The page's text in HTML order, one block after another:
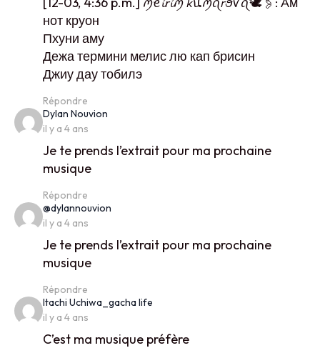
нот круон
Пхуни аму
Дежа термини мелис лю кап брисин
Джиу дау тобилэ
Répondre
Dylan Nouvion
il y a 4 ans
Je te prends l’extrait pour ma prochaine
musique
Répondre
@dylannouvion
il y a 4 ans
Je te prends l’extrait pour ma prochaine
musique
Répondre
Itachi Uchiwa_gacha life
il y a 4 ans
C’est ma musique préfère